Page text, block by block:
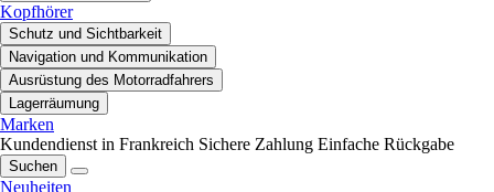
Kopfhörer
Schutz und Sichtbarkeit
Navigation und Kommunikation
Ausrüstung des Motorradfahrers
Lagerräumung
Marken
Kundendienst in Frankreich Sichere Zahlung Einfache Rückgabe
Suchen
Neuheiten